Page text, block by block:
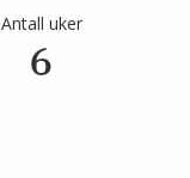
Antall uker
6